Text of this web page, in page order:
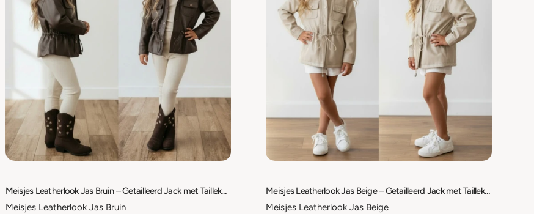
Meisjes Leatherlook Jas Bruin – Getailleerd Jack met Taillekoord – Kinderjas – Maat 98/104 t/m 158/164
Meisjes Leatherlook Jas Bruin
Meisjes Leatherlook Jas Beige – Getailleerd Jack met Taillekoord – Kinderjas – Maat 98/104 t/m 158/164
Meisjes Leatherlook Jas Beige